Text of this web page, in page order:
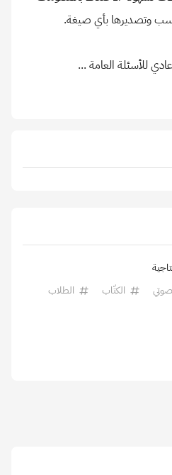
للأسئلة العامة ...
الكتّاب
الطلاب